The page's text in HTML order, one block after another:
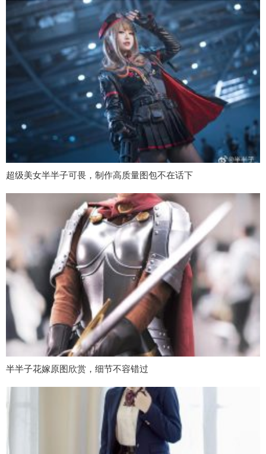
超级美女半半子可畏，制作高质量图包不在话下
半半子花嫁原图欣赏，细节不容错过